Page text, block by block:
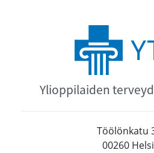
Ylioppilaiden
Töölönkatu
00260